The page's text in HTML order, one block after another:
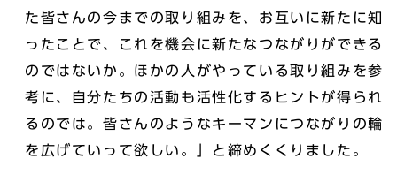
た皆さんの今までの取り組みを、お互いに新たに知
ったことで、これを機会に新たなつながりができる
のではないか。ほかの人がやっている取り組みを参
考に、自分たちの活動も活性化するヒントが得られ
るのでは。皆さんのようなキーマンにつながりの輪
を広げていって欲しい。」と締めくくりました。